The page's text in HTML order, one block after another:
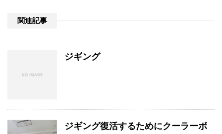
関連記事
ジギング
ジギング復活するためにクーラーボ